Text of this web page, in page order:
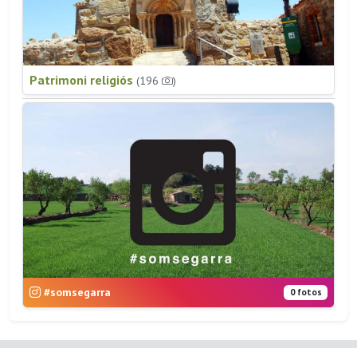
Patrimoni religiós (196 )
#somsegarra 0 fotos